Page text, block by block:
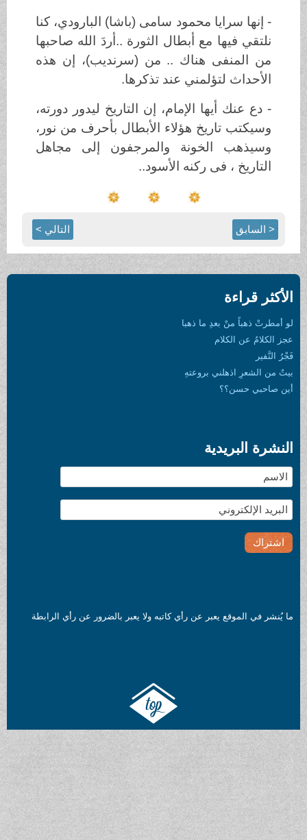
- إنها سرايا محمود سامى (باشا) البارودي، كنا
نلتقي فيها مع أبطال الثورة ..أردَ الله صاحبها
من المنفى هناك .. من (سرنديب)، إن هذه
الأحداث لتؤلمني عند تذكرها.
- دع عنك أيها الإمام، إن التاريخ ليدور دورته،
وسيكتب تاريخ هؤلاء الأبطال بأحرف من نور،
وسيذهب الخونة والمرجفون إلى مجاهل
التاريخ ، فى ركنه الأسود..
< السابق التالي >
الأكثر قراءة
لو أمطرتْ ذهباً منْ بعدِ ما ذهبا
عجز الكلامُ عن الكلام
فَجْرُ النَّفير
بيتٌ من الشعرِ اذهلني بروعتهِ
أين صاحبي حسن؟؟
النشرة البريدية
ما يُنشر في الموقع يعبر عن رأي كاتبه ولا يعبر بالضرور عن رأي الرابطة